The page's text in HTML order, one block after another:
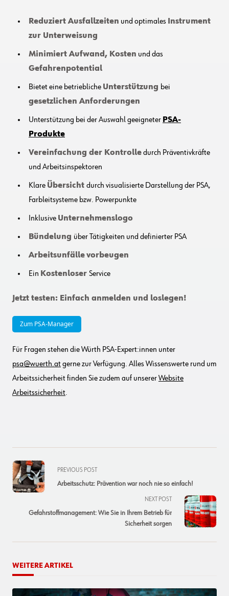
Reduziert Ausfallzeiten und optimales Instrument
zur Unterweisung
Minimiert Aufwand, Kosten und das
Gefahrenpotential
Bietet eine betriebliche Unterstützung bei
gesetzlichen Anforderungen
Unterstützung bei der Auswahl geeigneter PSA-
Produkte
Vereinfachung der Kontrolledurch Präventivkräfte
und Arbeitsinspektoren
Klare Übersicht durch visualisierte Darstellung der PSA,
Farbleitsysteme bzw. Powerpunkte
Inklusive Unternehmenslogo
Bündelung über Tätigkeiten und definierter PSA
Arbeitsunfällevorbeugen
Ein Kostenloser Service
Jetzt testen: Einfach anmelden und loslegen!
Zum PSA-Manager
Für Fragen stehen die Würth PSA-Expert:innen unter
psa@wuerth.atgerne zur Verfügung. Alles Wissenswerte rund um
Arbeitssicherheit finden Sie zudem auf unsererWebsite
Arbeitssicherheit.
<span
class="nav-
subtitle
reader-
PREVIOUS POST
Arbeitsschutz: Prävention war noch nie so einfach!
NEXT POST
Gefahrstoffmanagement: Wie Sie in Ihrem Betrieb für
Sicherheit sorgen
WEITERE ARTIKEL